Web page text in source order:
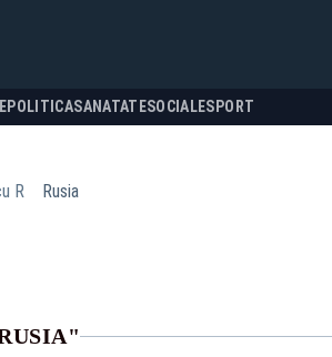
POLITICASANATATESOCIALESPORT
R Rusia